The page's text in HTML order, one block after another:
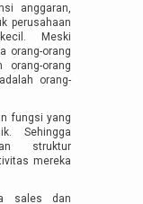
anggaran,
perusahaan
Meski
orang-orang
orang
orang-
fungsi yang
Sehingga
struktur
mereka
sales dan